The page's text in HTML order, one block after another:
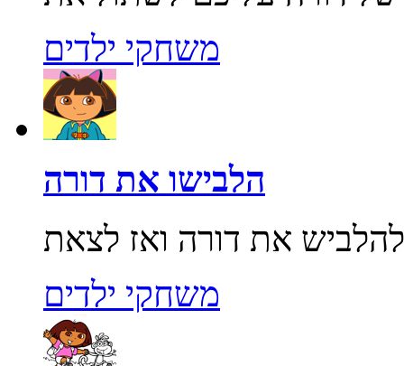
משחקי ילדים
הלבישו את דורה
משחקי ילדים